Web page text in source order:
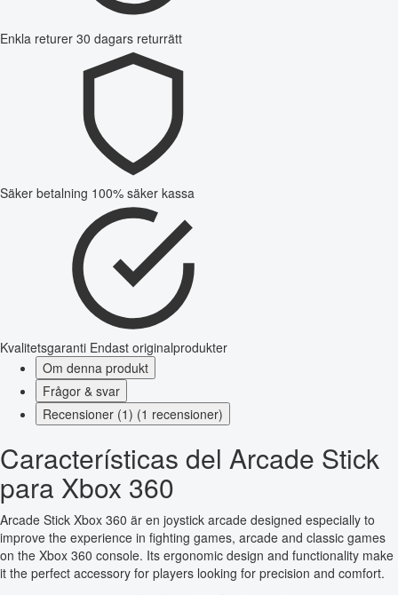
Enkla returer 30 dagars returrätt
Säker betalning 100% säker kassa
Kvalitetsgaranti Endast originalprodukter
Om denna produkt
Frågor & svar
Recensioner (1) (1 recensioner)
Características del Arcade Stick
para Xbox 360
Arcade Stick Xbox 360 är en joystick arcade designed especially to
improve the experience in fighting games, arcade and classic games
on the Xbox 360 console. Its ergonomic design and functionality make
it the perfect accessory for players looking for precision and comfort.